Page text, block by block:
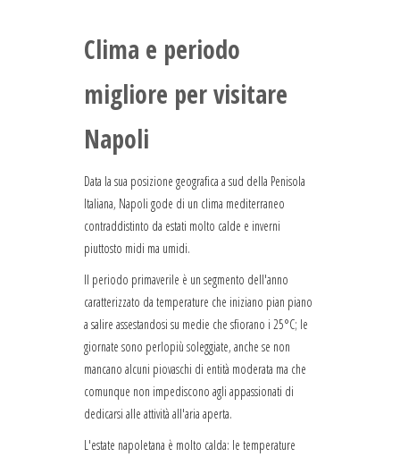
Clima e periodo
migliore per visitare
Napoli
Data la sua posizione geografica a sud della Penisola
Italiana, Napoli gode di un clima mediterraneo
contraddistinto da estati molto calde e inverni
piuttosto midi ma umidi.
Il periodo primaverile è un segmento dell'anno
caratterizzato da temperature che iniziano pian piano
a salire assestandosi su medie che sfiorano i 25°C; le
giornate sono perlopiù soleggiate, anche se non
mancano alcuni piovaschi di entità moderata ma che
comunque non impediscono agli appassionati di
dedicarsi alle attività all'aria aperta.
L'estate napoletana è molto calda: le temperature